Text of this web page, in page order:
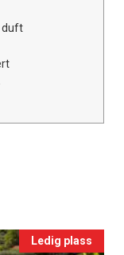
duft
Ledig plass